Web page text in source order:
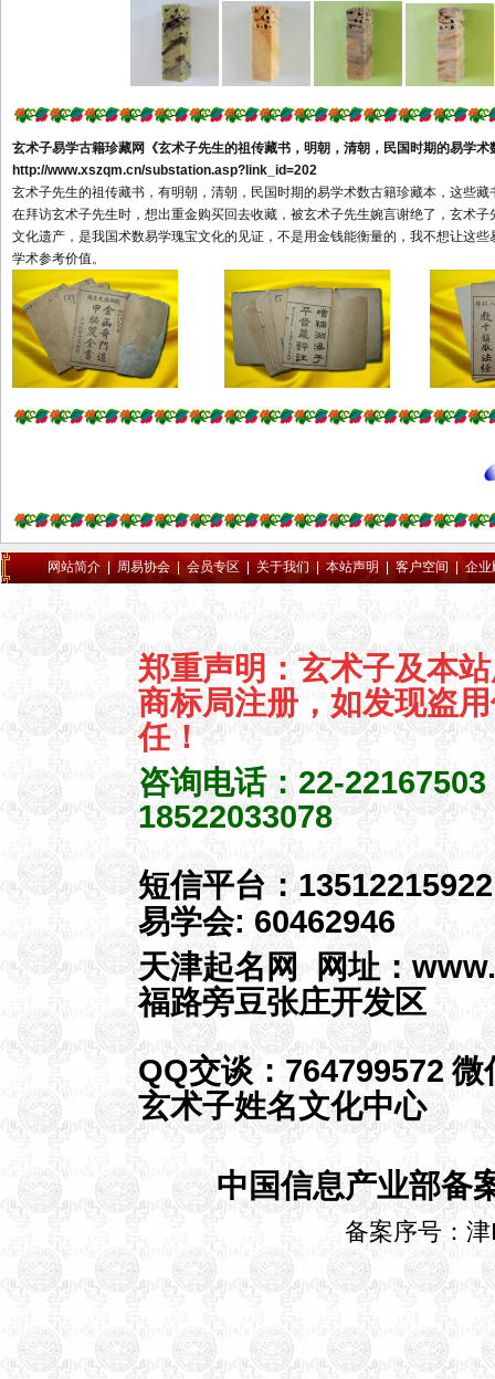
市曲阜市兖州市邹城市泰安市
新泰市肥城市威海市乳山市文
登市荣成市日照市莱芜市临沂
临清市滨州市菏泽市河南省郑
州市巩义市新郑市新密市登封
市荥阳市开封市洛阳市偃师市
汝州市舞钢市安阳市林州市鹤
壁市新乡市卫辉市辉县市焦作
市沁阳市孟州市濮阳市许昌市
禹州市长葛市漯河市义马市灵
宝市南阳市邓州市商丘市永城
市信阳市周口市项城市济源市
三门峡市平顶山市驻马店市湖
市荆州市洪湖市石首市松滋市
汉川市黄冈市麻城市武穴市县
咸宁市赤壁市随州市广水市仙
湖南省长沙市浏阳市株洲市醴
陵市湘潭市湘乡市韶山市衡阳
市耒阳市常宁市邵阳市武冈市
岳阳市临湘市汨罗市常德市津
市市益阳市沅江市郴州市资兴
市永州市怀化市洪江市娄底市
涟源市吉首市冷水江市张家界
深圳市珠海市汕头市韶关市乐
昌市南雄市佛山市江门市台山
市开平市鹤山市恩平市湛江市
廉江市雷州市吴川市茂名市高
州市化州市信宜市肇庆市高要
市四会市惠州市梅州市兴宁市
汕尾市陆丰市河源市阳江市阳
春市清远市英德市连州市东莞
市中山市潮州市揭阳市普宁市
云浮市罗定市广西壮族自治区
市桂平市玉林市北流市百色市
山市崇左市凭祥市防城港市海
南省海口市琼海市儋州市文昌
市重庆市渝中区江北区南岸区
北碚区万盛区双桥区渝北区巴
玄术子易学古籍珍藏网 《玄术子先生的祖传藏书，明朝，清朝，民国时期的易学
http://www.xszqm.cn/substation.asp?link_id=202
玄术子先生的祖传藏书，有明朝，清朝，民国时期的易学术数古籍珍藏本，这些
在拜访玄术子先生时，想出重金购买回去收藏，被玄术子先生婉言谢绝了，玄术
文化遗产，是我国术数易学瑰宝文化的见证，不是用金钱能衡量的，我不想让这
学术参考价值。
网站简介|周易协会| 会员专区|关于我们 |本站声明|客户空间|企业
郑重声明：玄术子及本
商标局注册，如发现盗
任！
咨询电话：22-
18522033078
短信平台：13512215922
易学会: 60462946
天津起名网 网址：
福路旁豆张庄开发区
QQ交谈： 764799572 微
玄术子姓名文化中心
中国信息产业部备
备案序号：